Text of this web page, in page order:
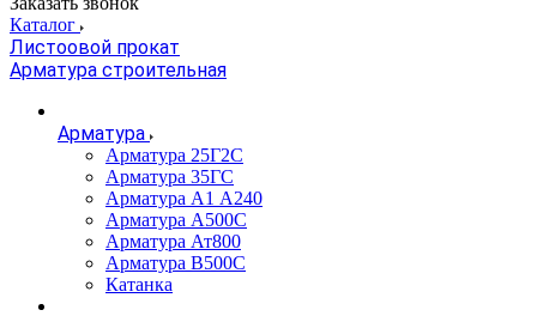
Каталог
Листоовой прокат
Арматура строительная
Арматура
Арматура 25Г2С
Арматура 35ГС
Арматура А1 А240
Арматура А500С
Арматура Ат800
Арматура В500С
Катанка